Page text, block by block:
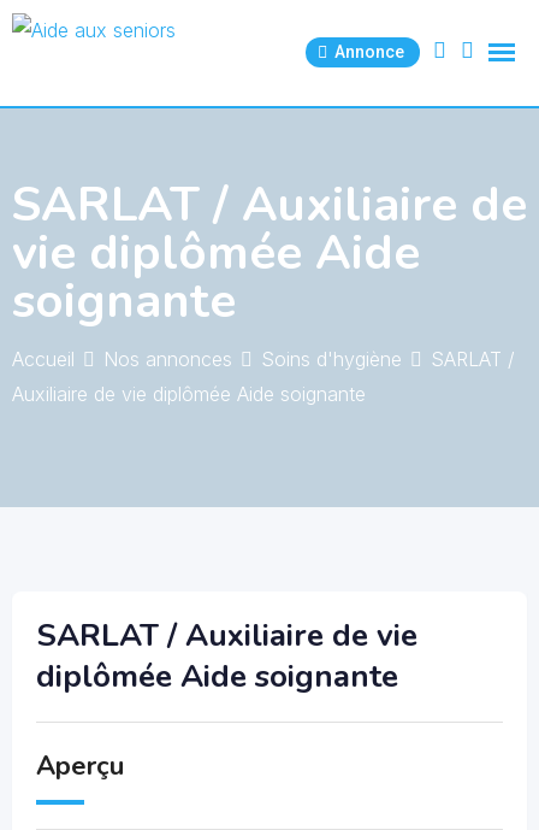
Skip
Annonce
SARLAT / Auxiliaire de
vie diplômée Aide
soignante
Accueil Nos annonces Soins d'hygiène
SARLAT /
Auxiliaire de vie diplômée Aide soignante
SARLAT / Auxiliaire de vie
diplômée Aide soignante
Aperçu